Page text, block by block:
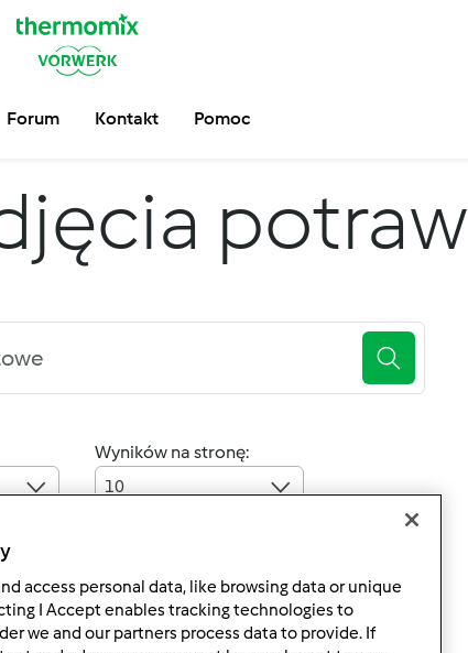
Forum Kontakt Pomoc
potraw
Wyników na stronę:
10
access personal data, like browsing data or unique
I Accept enables tracking technologies to
we and our partners process data to provide. If